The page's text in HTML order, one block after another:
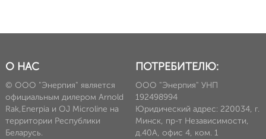
О НАС
© ООО "Энерпия" является
официальным дилером Arnold
Rak,Enerpia и OJ Microline на
территории Республики
Беларусь.
ПОТРЕБИТЕЛЮ:
ООО "Энерпия" УНП
192498994
Юридический адрес: 220034, г.
Минск, пр-т Независимости,
д.40А, офис 4, ком. 1